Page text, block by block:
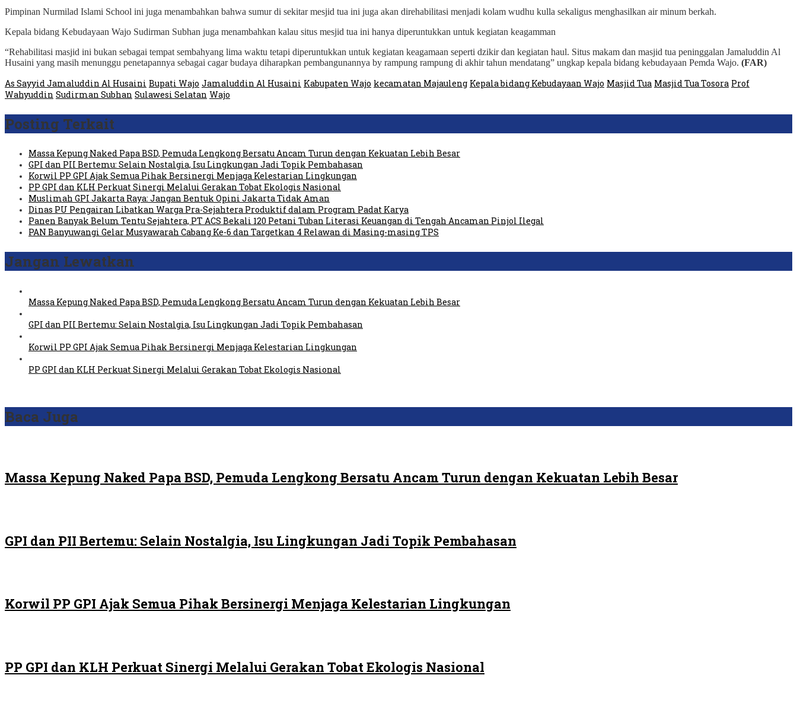
Pimpinan Nurmilad Islami School ini juga menambahkan bahwa sumur di sekitar mesjid tua ini juga akan direhabilitasi menjadi kolam wudhu kulla sekaligus menghasilkan air minum berkah.
Kepala bidang Kebudayaan Wajo Sudirman Subhan juga menambahkan kalau situs mesjid tua ini hanya diperuntukkan untuk kegiatan keagamman
“Rehabilitasi masjid ini bukan sebagai tempat sembahyang lima waktu tetapi diperuntukkan untuk kegiatan keagamaan seperti dzikir dan kegiatan haul. Situs makam dan masjid tua peninggalan Jamaluddin Al
Husaini yang masih menunggu penetapannya sebagai cagar budaya diharapkan pembangunannya by rampung rampung di akhir tahun mendatang” ungkap kepala bidang kebudayaan Pemda Wajo. (FAR)
As Sayyid Jamaluddin Al Husaini Bupati Wajo Jamaluddin Al Husaini Kabupaten Wajo kecamatan Majauleng Kepala bidang Kebudayaan Wajo Masjid Tua Masjid Tua Tosora Prof
Wahyuddin Sudirman Subhan Sulawesi Selatan Wajo
Posting Terkait
Massa Kepung Naked Papa BSD, Pemuda Lengkong Bersatu Ancam Turun dengan Kekuatan Lebih Besar
GPI dan PII Bertemu: Selain Nostalgia, Isu Lingkungan Jadi Topik Pembahasan
Korwil PP GPI Ajak Semua Pihak Bersinergi Menjaga Kelestarian Lingkungan
PP GPI dan KLH Perkuat Sinergi Melalui Gerakan Tobat Ekologis Nasional
Muslimah GPI Jakarta Raya: Jangan Bentuk Opini Jakarta Tidak Aman
Dinas PU Pengairan Libatkan Warga Pra-Sejahtera Produktif dalam Program Padat Karya
Panen Banyak Belum Tentu Sejahtera, PT ACS Bekali 120 Petani Tuban Literasi Keuangan di Tengah Ancaman Pinjol Ilegal
PAN Banyuwangi Gelar Musyawarah Cabang Ke-6 dan Targetkan 4 Relawan di Masing-masing TPS
Jangan Lewatkan
Massa Kepung Naked Papa BSD, Pemuda Lengkong Bersatu Ancam Turun dengan Kekuatan Lebih Besar
GPI dan PII Bertemu: Selain Nostalgia, Isu Lingkungan Jadi Topik Pembahasan
Korwil PP GPI Ajak Semua Pihak Bersinergi Menjaga Kelestarian Lingkungan
PP GPI dan KLH Perkuat Sinergi Melalui Gerakan Tobat Ekologis Nasional
Baca Juga
Massa Kepung Naked Papa BSD, Pemuda Lengkong Bersatu Ancam Turun dengan Kekuatan Lebih Besar
GPI dan PII Bertemu: Selain Nostalgia, Isu Lingkungan Jadi Topik Pembahasan
Korwil PP GPI Ajak Semua Pihak Bersinergi Menjaga Kelestarian Lingkungan
PP GPI dan KLH Perkuat Sinergi Melalui Gerakan Tobat Ekologis Nasional